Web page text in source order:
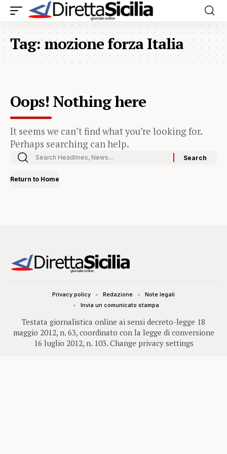
Tag:mozione forza Italia
Oops! Nothing here
It seems we can’t find what you’re looking for.
Perhaps searching can help.
Return to Home
Testata giornalistica online ai sensi decreto-legge 18
maggio 2012, n. 63, coordinato con la legge di conversione
16 luglio 2012, n. 103. Change privacy settings
Privacy policy Redazione
Note legali
Invia un comunicato stampa